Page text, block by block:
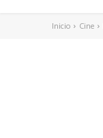
Inicio Cine